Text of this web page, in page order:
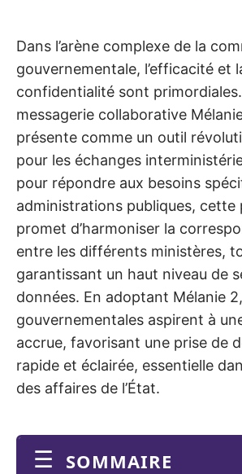
Dans l’arène complexe de la
gouvernementale, l’efficacité et
confidentialité sont
messagerie collaborative
présente comme un outil
pour les échanges
pour répondre aux besoins
administrations publiques, cette
promet d’harmoniser la
entre les différents ministères,
garantissant un haut niveau de
données. En adoptant Mélanie
gouvernementales aspirent à
accrue, favorisant une prise de
rapide et éclairée, essentielle
des affaires de l’État.
SOMMAIRE